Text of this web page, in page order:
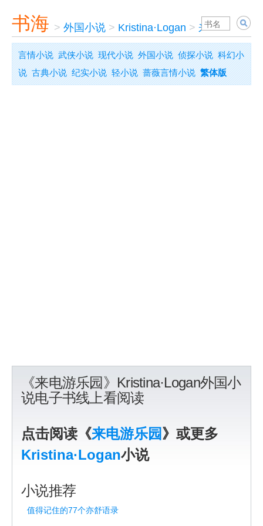
书海 > 外国小说 > Kristina·Logan > 来电游乐园
言情小说 武侠小说 现代小说 外国小说 侦探小说 科幻小
说 古典小说 纪实小说 轻小说 蔷薇言情小说 繁体版
《来电游乐园》Kristina·Logan外国小
说电子书线上看阅读
点击阅读《来电游乐园 》或更多
Kristina·Logan小说
小说推荐
值得记住的77个亦舒语录